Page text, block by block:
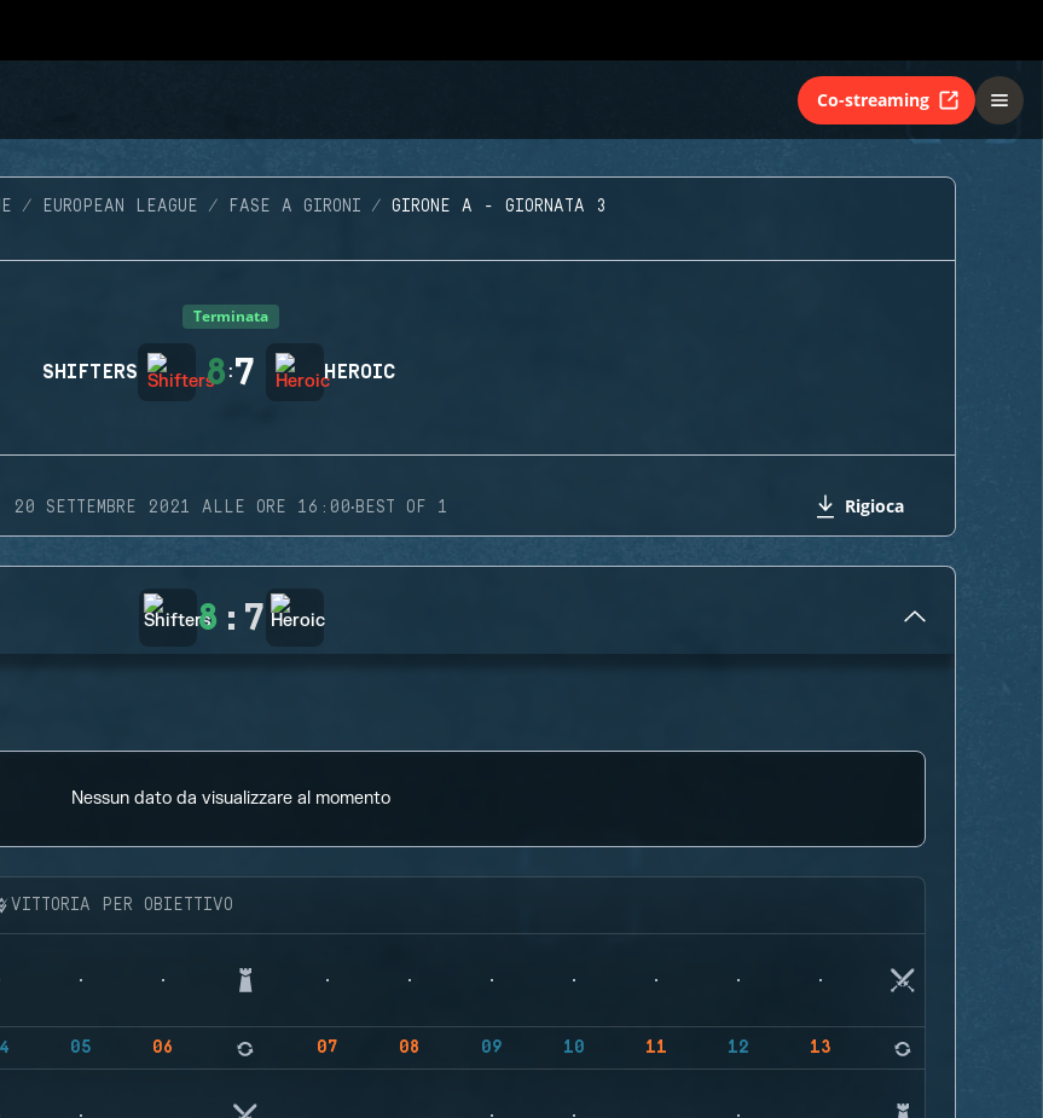
Co-streaming
EUROPEAN LEAGUE FASE A GIRONI GIRONE A - GIORNATA 3
Terminata
SHIFTERS 8 :7 HEROIC
20 SETTEMBRE 2021 ALLE ORE 16:00·BEST OF 1 Rigioca
8 : 7
Nessun dato da visualizzare al momento
VITTORIA PER OBIETTIVO
05 06 07 08 09 10 11 12 13